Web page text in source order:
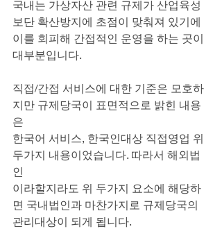
국내는 가상자산 관련 규제가 산업육성
보단 확산방지에 초점이 맞춰져 있기에
이를 회피해 간접적인 운영을 하는 곳이
대부분입니다.
직접/간접 서비스에 대한 기준은 모호하
지만 규제당국이 표면적으로 밝힌 내용
은
한국어 서비스, 한국인대상 직접영업 위
두가지 내용이었습니다. 따라서 해외법
인
이라할지라도 위 두가지 요소에 해당하
면 국내법인과 마찬가지로 규제당국의
관리대상이 되게 됩니다.